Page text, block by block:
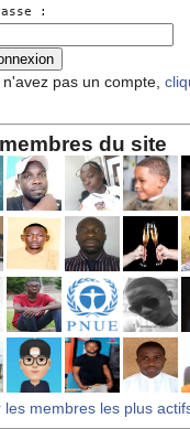
:
n'avez pas un compte,
du site
les membres les plus